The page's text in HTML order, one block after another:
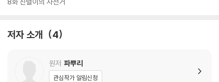
저자 소개 4
원저 파뿌리
관심작가 알림신청